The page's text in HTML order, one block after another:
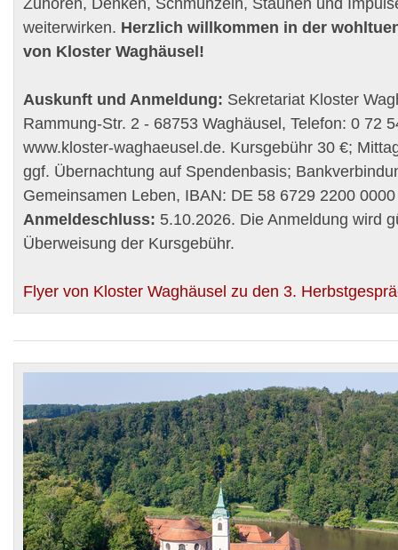
weiterwirken. Herzlich willkommen in der
von Kloster Waghäusel!
Auskunft und Anmeldung: Sekretariat Kloster
Rammung-Str. 2 - 68753 Waghäusel, Telefon: 0 72
www.kloster-waghaeusel.de. Kursgebühr 30 €;
ggf. Übernachtung auf Spendenbasis;
Gemeinsamen Leben, IBAN: DE 58 6729 2200
Anmeldeschluss: 5.10.2026. Die Anmeldung wird
Überweisung der Kursgebühr.
Flyer von Kloster Waghäusel zu den 3.